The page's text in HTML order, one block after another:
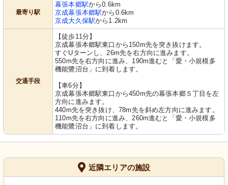
最寄り駅
幕張本郷駅から0.6km
京成幕張本郷駅から0.6km
京成大久保駅から1.2km
交通手段
【徒歩11分】
京成幕張本郷駅東口から150m先を突き抜けます。
すぐUターンし、26m先を右方向に進みます。
550m先を右方向に進み、190m進むと「愛・小規模多
機能鷺沼台」に到着します。
【車6分】
京成幕張本郷駅東口から450m先の幕張本郷５丁目を左
方向に進みます。
440m先を突き抜け、78m先を斜め左方向に進みます。
110m先を右方向に進み、260m進むと「愛・小規模多
機能鷺沼台」に到着します。
近隣エリアの施設